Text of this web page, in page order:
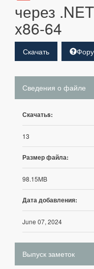
через
x86-64
Скачать
Сведения о файле
Скачатьs:
13
Размер файла:
98.15MB
Дата добавления:
June 07, 2024
Выпуск заметок